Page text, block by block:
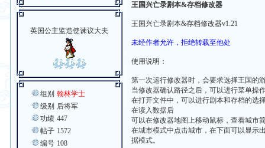
英国公主监造使谏议大夫
组别 翰林学士
级别 后将军
功绩 447
帖子 1572
编号 108
王国兴亡录剧本&存档修改器
王国兴亡录剧本&存档修改器v1.21
未经作者允许，拒绝转载至他处
使用说明：
第一次运行修改器时，会要求选择王国的
当修改器确认路径之后，可以进行菜单操
在打开文件中，可以进行剧本和存档的选
在读入数据后
可以在修改器地图上移动鼠标，查看城市
在城市模式中点击城市，在下面可以显示
据模式。